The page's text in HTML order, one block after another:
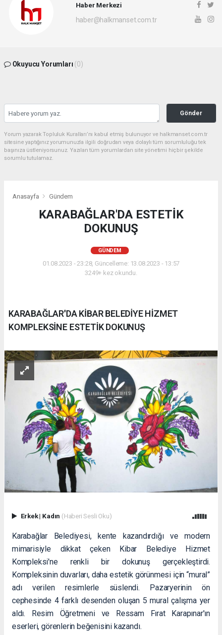
Haber Merkezi
haber@halkmanset.com.tr
Okuyucu Yorumları (0)
Gönder
Yorum yazarak Topluluk Kuralları’nı kabul etmiş bulunuyor ve halkmanset.com.tr
sitesine yaptığınız yorumunuzla ilgili doğrudan veya dolaylı tüm sorumluluğu tek
başınıza üstleniyorsunuz. Yazılan tüm yorumlardan site yönetimi hiçbir şekilde
sorumlu tutulamaz.
Anasayfa Gündem
KARABAĞLAR'DA ESTETİK
DOKUNUŞ
GÜNDEM
01.08.2023 - 23:28, Güncelleme: 13.08.2023 - 13:57
3249+ kez okundu.
KARABAĞLAR'DA KİBAR BELEDİYE HİZMET
KOMPLEKSİNE ESTETİK DOKUNUŞ
Erkek| Kadın (Haberi Sesli Oku)
Karabağlar Belediyesi, kente kazandırdığı ve modern
mimarisiyle dikkat çeken Kibar Belediye Hizmet
Kompleksi'ne renkli bir dokunuş gerçekleştirdi.
Kompleksinin duvarları, daha estetik görünmesi için “mural”
adı verilen resimlerle süslendi. Pazaryerinin ön
cephesinde 4 farklı desenden oluşan 5 mural çalışma yer
aldı. Resim Öğretmeni ve Ressam Fırat Karapınar'ın
eserleri, görenlerin beğenisini kazandı.